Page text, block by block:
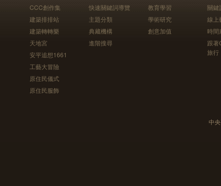
CCC創作集
建築排排站
建築轉轉樂
天地宮
安平追想1661
工藝大冒險
原住民儀式
原住民服飾
快速關鍵詞導覽
主題分類
典藏機構
進階搜尋
教育學習
學術研究
創意加值
關鍵
線上
時間
跟
旅行
中